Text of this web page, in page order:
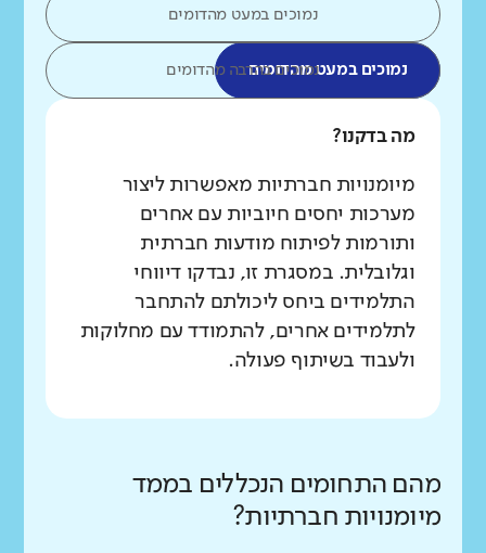
נמוכים במעט מהדומים
נמוכים במעט מהדומיםנמוכים בהרבה מהדומים
מה בדקנו?
מיומנויות חברתיות מאפשרות ליצור
מערכות יחסים חיוביות עם אחרים
ותורמות לפיתוח מודעות חברתית
וגלובלית. במסגרת זו, נבדקו דיווחי
התלמידים ביחס ליכולתם להתחבר
לתלמידים אחרים, להתמודד עם מחלוקות
ולעבוד בשיתוף פעולה.
מהם התחומים הנכללים בממד
מיומנויות חברתיות?